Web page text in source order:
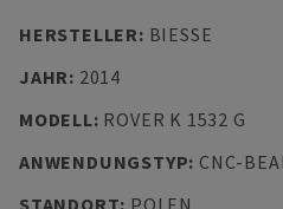
HERSTELLER: BIESSE
JAHR: 2014
MODELL: ROVER K 1532 G
ANWENDUNGSTYP: CNC-
STANDORT: POLEN